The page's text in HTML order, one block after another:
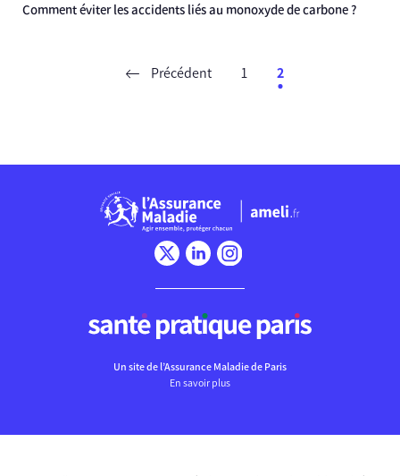
Comment éviter les accidents liés au monoxyde de carbone ?
Précédent 1 2
Un site de l’Assurance Maladie de Paris
En savoir plus